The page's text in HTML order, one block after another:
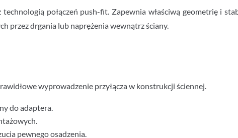
połączeń push-fit. Zapewnia właściwą geometrię i
przez drgania lub naprężenia wewnątrz ściany.
wyprowadzenie przyłącza w konstrukcji ściennej.
do adaptera.
pewnego osadzenia.